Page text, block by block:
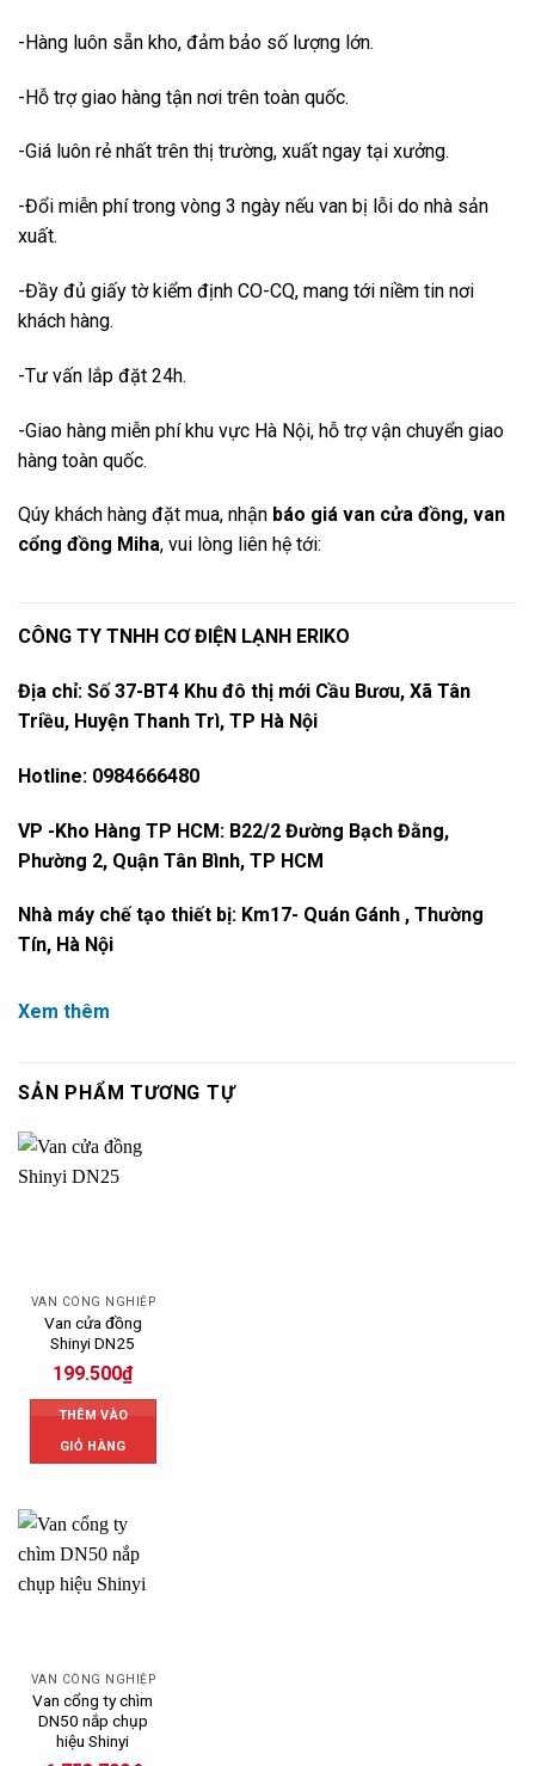
-Hàng luôn sẵn kho, đảm bảo số lượng lớn.
-Hỗ trợ giao hàng tận nơi trên toàn quốc.
-Giá luôn rẻ nhất trên thị trường, xuất ngay tại xưởng.
-Đổi miễn phí trong vòng 3 ngày nếu van bị lỗi do nhà sản
xuất.
-Đầy đủ giấy tờ kiểm định CO-CQ, mang tới niềm tin nơi
khách hàng.
-Tư vấn lắp đặt 24h.
-Giao hàng miễn phí khu vực Hà Nội, hỗ trợ vận chuyển giao
hàng toàn quốc.
Qúy khách hàng đặt mua, nhận báo giá van cửa đồng, van
cổng đồng Miha, vui lòng liên hệ tới:
CÔNG TY TNHH CƠ ĐIỆN LẠNH ERIKO
Địa chỉ: Số 37-BT4 Khu đô thị mới Cầu Bươu, Xã Tân
Triều, Huyện Thanh Trì, TP Hà Nội
Hotline: 0984666480
VP -Kho Hàng TP HCM: B22/2 Đường Bạch Đằng,
Phường 2, Quận Tân Bình, TP HCM
Nhà máy chế tạo thiết bị: Km17- Quán Gánh , Thường
Tín, Hà Nội
Xem thêm
SẢN PHẨM TƯƠNG TỰ
VAN CÔNG NGHIỆP
Van cửa đồng
Shinyi DN25
199.500₫
THÊM VÀO
GIỎ HÀNG
VAN CÔNG NGHIỆP
Van cổng ty chìm
DN50 nắp chụp
hiệu Shinyi